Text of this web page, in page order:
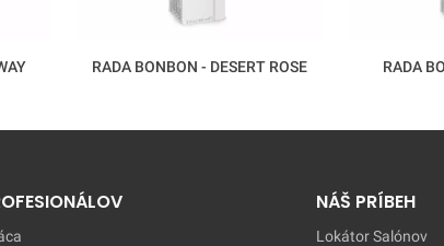
RADA BONBON - DESERT ROSE RADA
NÁŠ PRÍBEH
Lokátor Salónov